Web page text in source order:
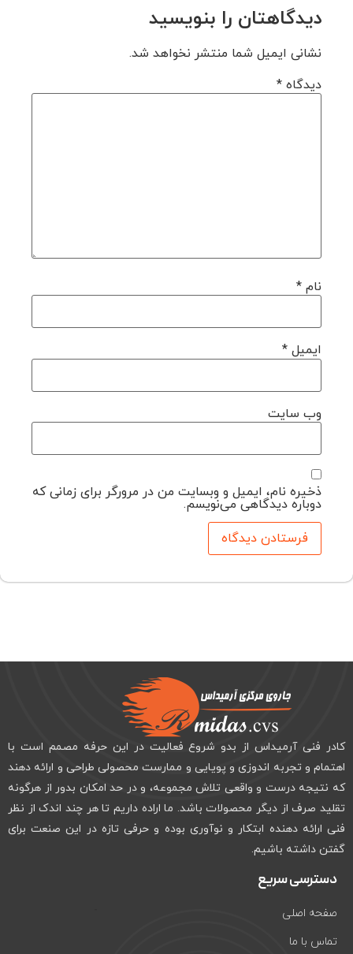
دیدگاهتان را بنویسید
نشانی ایمیل شما منتشر نخواهد شد.
دیدگاه*
نام*
ایمیل*
وب‌ سایت
ذخیره نام، ایمیل و وبسایت من در مرورگر برای زمانی که
دوباره دیدگاهی می‌نویسم.
کادر فنی آرمیداس از بدو شروع فعالیت در این حرفه مصمم است با
اهتمام و تجربه اندوزی و پویایی و ممارست محصولی طراحی و ارائه دهند
که نتیجه درست و واقعی تلاش مجموعه، و در حد امکان بدور از هرگونه
تقلید صرف از دیگر محصولات باشد. ما اراده داریم تا هر چند اندک از نظر
فنی ارائه دهنده ابتکار و نوآوری بوده و حرفی تازه در این صنعت برای
گفتن داشته باشیم.
دسترسی سریع
صفحه اصلی
تماس با ما